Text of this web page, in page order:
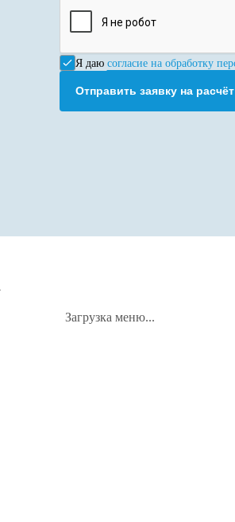
Я даю согласие на обработку
Отправить заявку на расчёт
Загрузка меню...